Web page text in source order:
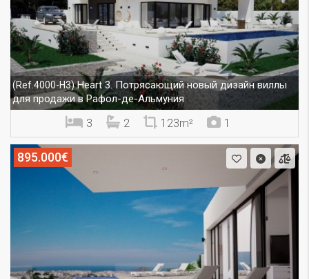
(Ref.4000-H3)Heart 3. Потрясающий новый дизайн виллы
для продажи в Рафол-де-Альмуния
3 2 123m² 1
895.000€